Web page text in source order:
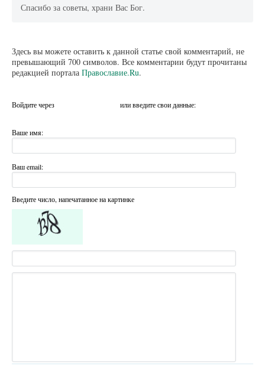
Спасибо за советы, храни Вас Бог.
Здесь вы можете оставить к данной статье свой комментарий, не
превышающий 700 символов. Все комментарии будут прочитаны
редакцией портала Православие.Ru.
Войдите через или введите свои данные:
Ваше имя:
Ваш email:
Введите число, напечатанное на картинке